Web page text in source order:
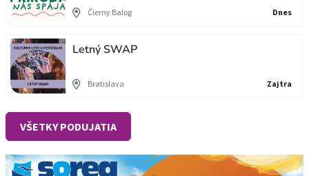
Čierny Balog Dnes
Letný SWAP
Bratislava Zajtra
VŠETKY PODUJATIA